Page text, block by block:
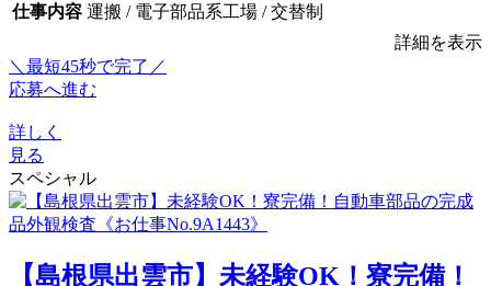
仕事内容 運搬 / 電子部品系工場 / 交替制
詳細を表示
＼最短45秒で完了／
応募へ進む
詳しく
見る
スペシャル
【島根県出雲市】未経験OK！寮完備！